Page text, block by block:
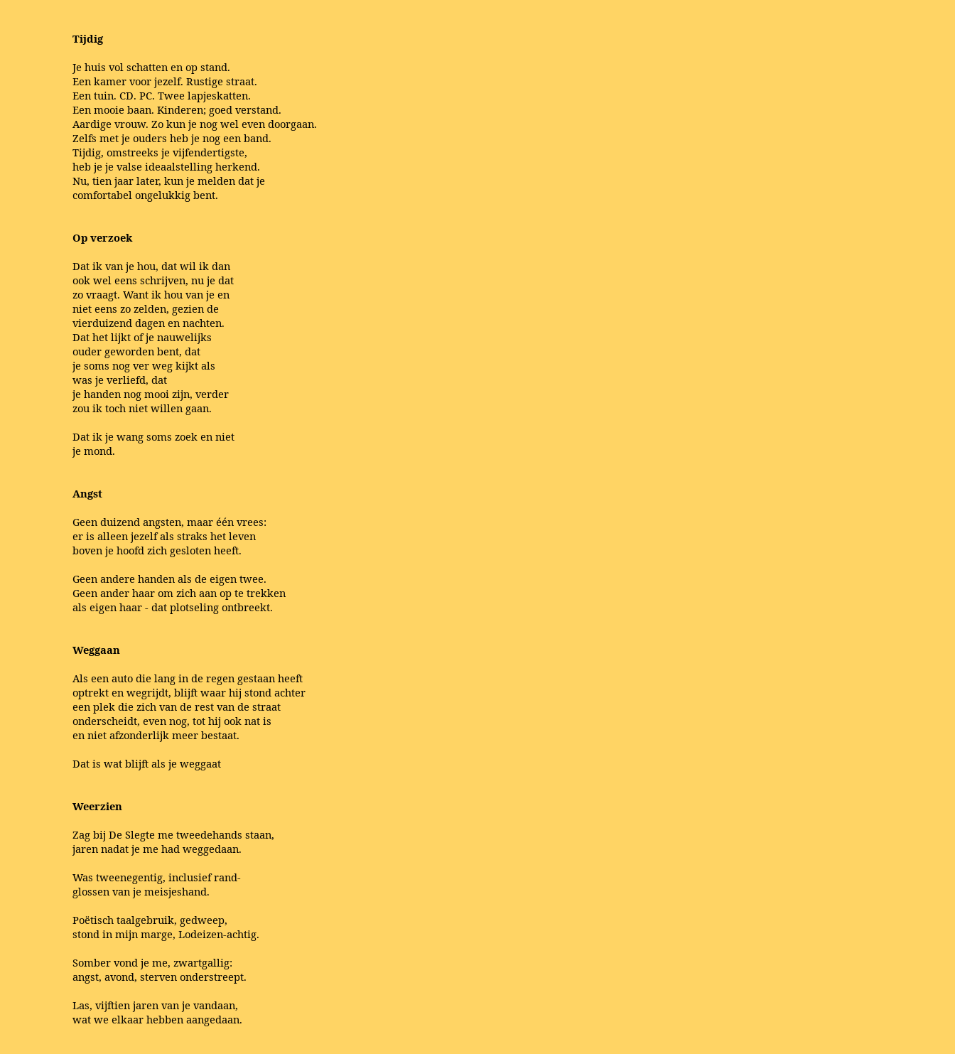
Tijdig
Je huis vol schatten en op stand.
Een kamer voor jezelf. Rustige straat.
Een tuin. CD. PC. Twee lapjeskatten.
Een mooie baan. Kinderen; goed verstand.
Aardige vrouw. Zo kun je nog wel even doorgaan.
Zelfs met je ouders heb je nog een band.
Tijdig, omstreeks je vijfendertigste,
heb je je valse ideaalstelling herkend.
Nu, tien jaar later, kun je melden dat je
comfortabel ongelukkig bent.
Op verzoek
Dat ik van je hou, dat wil ik dan
ook wel eens schrijven, nu je dat
zo vraagt. Want ik hou van je en
niet eens zo zelden, gezien de
vierduizend dagen en nachten.
Dat het lijkt of je nauwelijks
ouder geworden bent, dat
je soms nog ver weg kijkt als
was je verliefd, dat
je handen nog mooi zijn, verder
zou ik toch niet willen gaan.
Dat ik je wang soms zoek en niet
je mond.
Angst
Geen duizend angsten, maar één vrees:
er is alleen jezelf als straks het leven
boven je hoofd zich gesloten heeft.
Geen andere handen als de eigen twee.
Geen ander haar om zich aan op te trekken
als eigen haar - dat plotseling ontbreekt.
Weggaan
Als een auto die lang in de regen gestaan heeft
optrekt en wegrijdt, blijft waar hij stond achter
een plek die zich van de rest van de straat
onderscheidt, even nog, tot hij ook nat is
en niet afzonderlijk meer bestaat.
Dat is wat blijft als je weggaat
Weerzien
Zag bij De Slegte me tweedehands staan,
jaren nadat je me had weggedaan.
Was tweenegentig, inclusief rand-
glossen van je meisjeshand.
Poëtisch taalgebruik, gedweep,
stond in mijn marge, Lodeizen-achtig.
Somber vond je me, zwartgallig:
angst, avond, sterven onderstreept.
Las, vijftien jaren van je vandaan,
wat we elkaar hebben aangedaan.